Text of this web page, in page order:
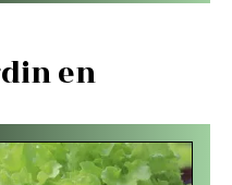
en